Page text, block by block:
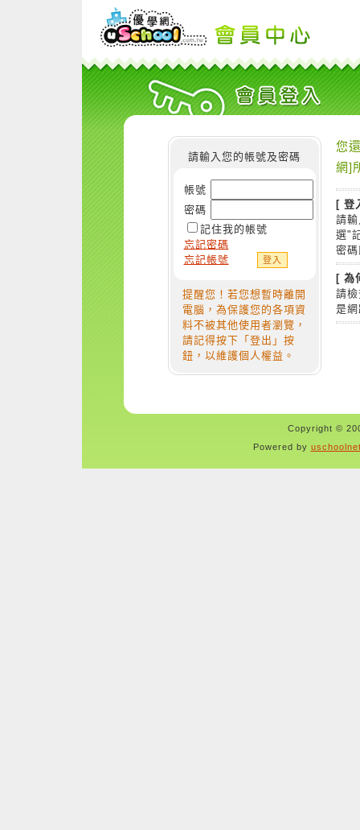
請輸入您的帳號及密碼
帳號
密碼
記住我的帳號
忘記密碼
忘記帳號
提醒您！若您想暫時離開
電腦，為保護您的各項資
料不被其他使用者瀏覽，
請記得按下「登出」按
鈕，以維護個人權益。
您
網]
[ 登
請
選"
密
[ 為
請
是
Copyright ©
Powered by